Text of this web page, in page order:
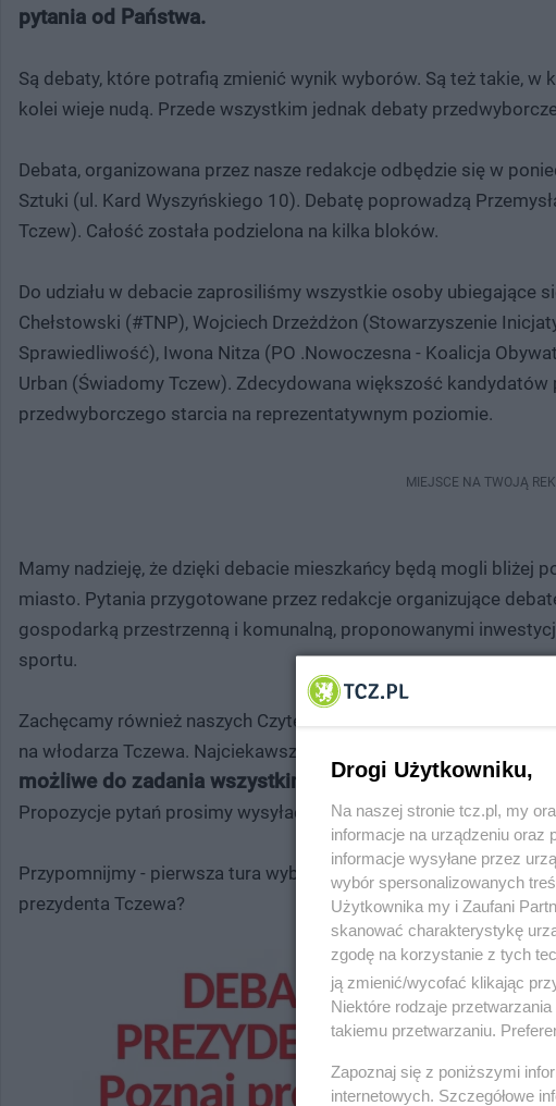
pytania od Państwa.
Są debaty, które potrafią zmienić wynik wyborów. Są też takie,
kolei wieje nudą. Przede wszystkim jednak debaty
Debata, organizowana przez nasze redakcje odbędzie się w
Sztuki (ul. Kard Wyszyńskiego 10). Debatę poprowadzą
Tczew). Całość została podzielona na kilka bloków.
Do udziału w debacie zaprosiliśmy wszystkie osoby ubiegające
Chełstowski (#TNP), Wojciech Drzeżdżon (Stowarzyszenie
Sprawiedliwość), Iwona Nitza (PO .Nowoczesna - Koalicja
Urban (Świadomy Tczew). Zdecydowana większość
przedwyborczego starcia na reprezentatywnym poziomie.
MIEJSCE NA TWOJĄ
Mamy nadzieję, że dzięki debacie mieszkańcy będą mogli bliżej
miasto. Pytania przygotowane przez redakcje organizujące
gospodarką przestrzenną i komunalną, proponowanymi
sportu.
Zachęcamy również naszych Czytelników/Widzów/Słuchaczy/
na włodarza Tczewa. Najciekawsze z nich zostaną zadane
możliwe do zadania wszystkim kandydatom.Organizatorzy
Propozycje pytań prosimy wysyłać na adresjola@redakcja.tcz.pl.
Przypomnijmy - pierwsza tura wyborów samorządowych
prezydenta Tczewa?
Drogi Użytkowniku,
Na naszej stronie tcz.pl, my
informacje na urządzeniu oraz
informacje wysyłane przez
wybór spersonalizowanych
Użytkownika my i Zaufani
skanować charakterystykę
zgodę na korzystanie z tych
ją zmienić/wycofać klikając
Niektóre rodzaje
takiemu przetwarzaniu.
Zapoznaj się z poniższymi
internetowych. Szczegółowe